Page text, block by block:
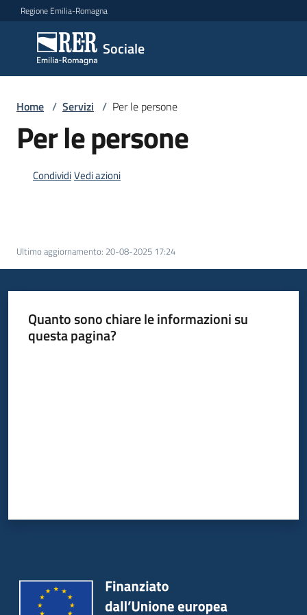
Vai al contenuto
Vai alla navigazione
Vai al footer
Regione Emilia-Romagna
Sociale
Sociale
Argomenti
Leggi
Atti
Piani
Programmi
Home / Servizi / Per le persone
Per le persone
CondividiVedi azioni
Ultimo aggiornamento: 20-08-2025 17:24
Quanto sono chiare le informazioni su
questa pagina?